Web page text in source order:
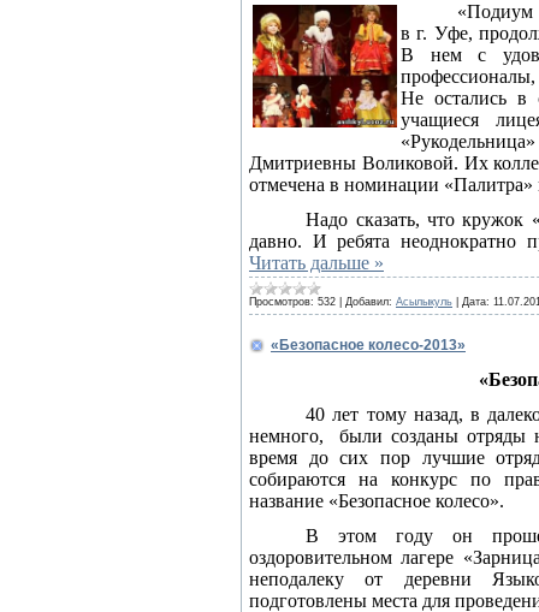
«Подиум
в г. Уфе,
В нем с
Не остались в
учащиеся
Дмитриевны Воликовой. Их
отмечена в номинации «Палитра»
Надо сказать, что кружок
давно. И ребята неоднократно
Читать дальше »
Просмотров: 532 Добавил: Асылыкуль Дата:
«Безопасное колесо-2013»
40 лет тому назад, в
немного,
были созданы
время до сих пор лучшие
собираются на конкурс по
название «Безопасное колесо».
В этом году он
оздоровительном лагере
неподалеку от деревни
подготовлены места для